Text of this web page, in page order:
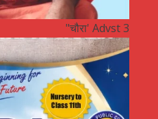
"चौरा' Advst 3